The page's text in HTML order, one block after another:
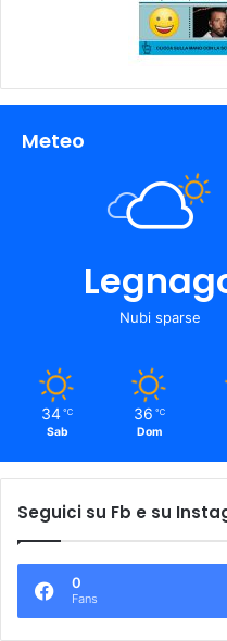
Meteo
Nubi sparse
34 ℃
Sab
36 ℃
Dom
Seguici su Fb e su
0
Fans